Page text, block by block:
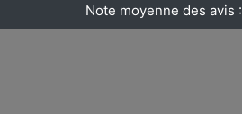
Note moyenne des avis :